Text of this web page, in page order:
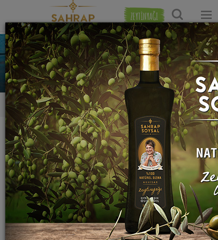
ZEYTİNYAĞI
Ela Çaylak
2 0 0
Tarifleri Yaptığı Tarifler Favori Tarifleri Takip Ettikleri
Kimseyi takip etmiyor:(